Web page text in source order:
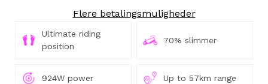
Flere betalingsmuligheder
Ultimate riding
position
70% slimmer
924W power Up to 57km range